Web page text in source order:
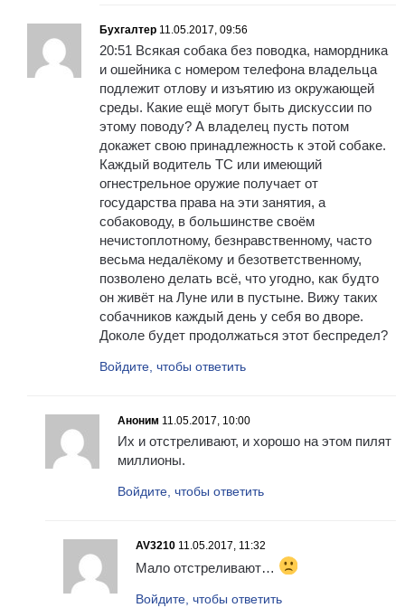
Бухгалтер 11.05.2017, 09:56
20:51 Всякая собака без поводка, намордника
и ошейника с номером телефона владельца
подлежит отлову и изъятию из окружающей
среды. Какие ещё могут быть дискуссии по
этому поводу? А владелец пусть потом
докажет свою принадлежность к этой собаке.
Каждый водитель ТС или имеющий
огнестрельное оружие получает от
государства права на эти занятия, а
собаководу, в большинстве своём
нечистоплотному, безнравственному, часто
весьма недалёкому и безответственному,
позволено делать всё, что угодно, как будто
он живёт на Луне или в пустыне. Вижу таких
собачников каждый день у себя во дворе.
Доколе будет продолжаться этот беспредел?
Войдите, чтобы ответить
Аноним 11.05.2017, 10:00
Их и отстреливают, и хорошо на этом пилят
миллионы.
Войдите, чтобы ответить
AV3210 11.05.2017, 11:32
Мало отстреливают…
Войдите, чтобы ответить